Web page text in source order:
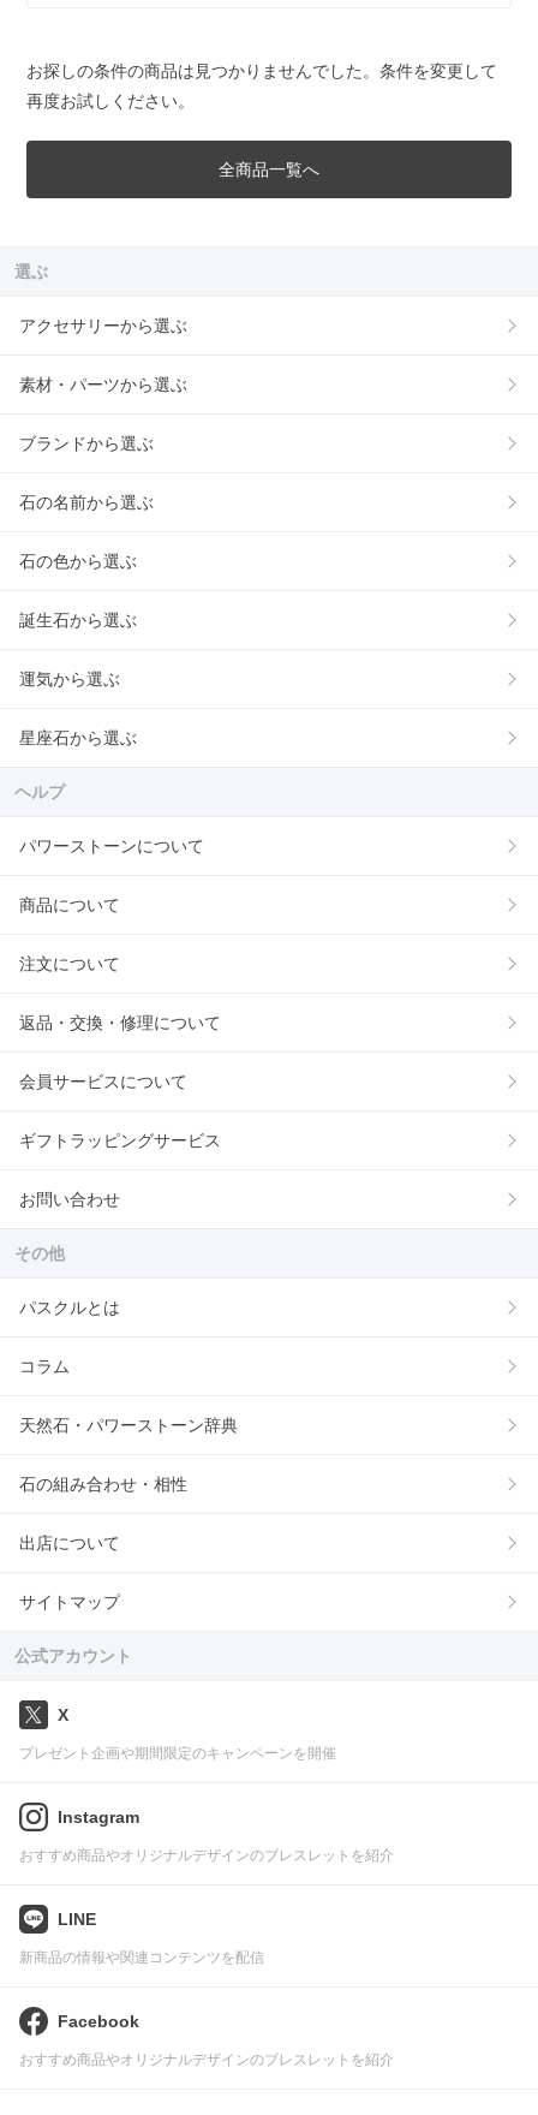
お探しの条件の商品は見つかりませんでした。条件を変更して
再度お試しください。
全商品一覧へ
選ぶ
アクセサリーから選ぶ
素材・パーツから選ぶ
ブランドから選ぶ
石の名前から選ぶ
石の色から選ぶ
誕生石から選ぶ
運気から選ぶ
星座石から選ぶ
ヘルプ
パワーストーンについて
商品について
注文について
返品・交換・修理について
会員サービスについて
ギフトラッピングサービス
お問い合わせ
その他
パスクルとは
コラム
天然石・パワーストーン辞典
石の組み合わせ・相性
出店について
サイトマップ
公式アカウント
X
プレゼント企画や期間限定のキャンペーンを開催
Instagram
おすすめ商品やオリジナルデザインのブレスレットを紹介
LINE
新商品の情報や関連コンテンツを配信
Facebook
おすすめ商品やオリジナルデザインのブレスレットを紹介